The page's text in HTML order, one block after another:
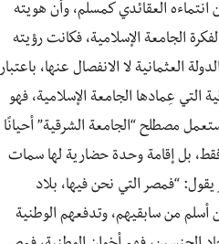
العقائدي كمسلم، وأن هويته
الجامعة الإسلامية، فكانت رؤيته
العثمانية لا الانفصال عنها، باعتبار
التي عِمادها الجامعة الإسلامية، فهو
مصطلح “الجامعة الشرقية” أحيانًا
بل إقامة وحدة حضارية لها سمات
“فمصر التي نحن فيها، بلاد
أسلم من سابقيهم، وتدفعهم الوطنية